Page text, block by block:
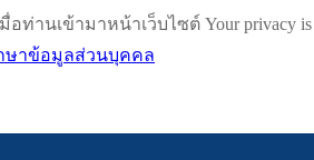
ามาหน้าเว็บไซต์ Your privacy is
ษาข้อมูลส่วนบุคคล